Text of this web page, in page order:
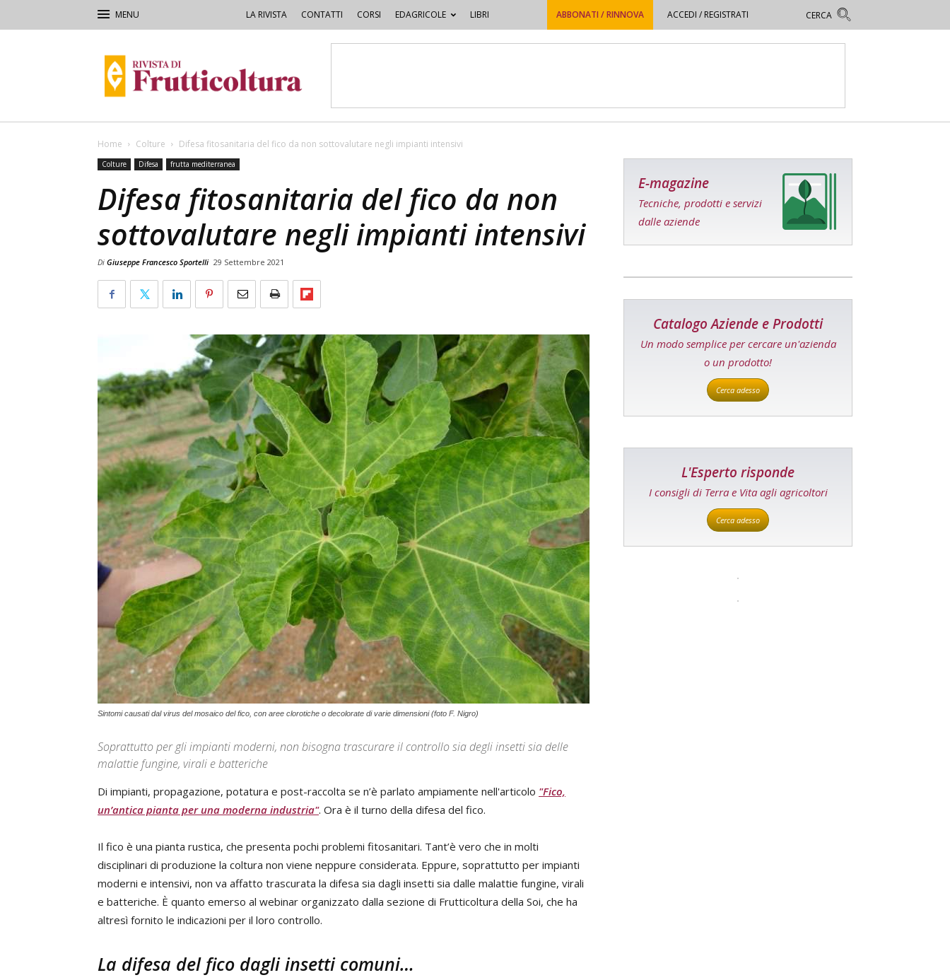
LA RIVISTA CONTATTI CORSI EDAGRICOLE LIBRI ABBONATI / RINNOVA ACCEDI / REGISTRATI
di
Frutticoltura
Home Colture Difesa fitosanitaria del fico da non sottovalutare negli impianti intensivi
Colture Difesa frutta mediterranea
Difesa fitosanitaria del fico da non
sottovalutare negli impianti intensivi
Di Giuseppe Francesco Sportelli 29 Settembre 2021
Sintomi causati dal virus del mosaico del fico, con aree clorotiche o decolorate di varie dimensioni (foto F. Nigro)
Soprattutto per gli impianti moderni, non bisogna trascurare il controllo sia degli insetti sia delle
malattie fungine, virali e batteriche
Di impianti, propagazione, potatura e post-raccolta se n’è parlato ampiamente nell'articolo "Fico,
un’antica pianta per una moderna industria". Ora è il turno della difesa del fico.
Il fico è una pianta rustica, che presenta pochi problemi fitosanitari. Tant’è vero che in molti
disciplinari di produzione la coltura non viene neppure considerata. Eppure, soprattutto per impianti
moderni e intensivi, non va affatto trascurata la difesa sia dagli insetti sia dalle malattie fungine, virali
e batteriche. È quanto emerso al webinar organizzato dalla sezione di Frutticoltura della Soi, che ha
altresì fornito le indicazioni per il loro controllo.
La difesa del fico dagli insetti comuni…
E-magazine
Tecniche, prodotti e servizi
dalle aziende
Catalogo Aziende e Prodotti
Un modo semplice per cercare un'azienda
o un prodotto!
Cerca adesso
L'Esperto risponde
I consigli di Terra e Vita agli agricoltori
Cerca adesso